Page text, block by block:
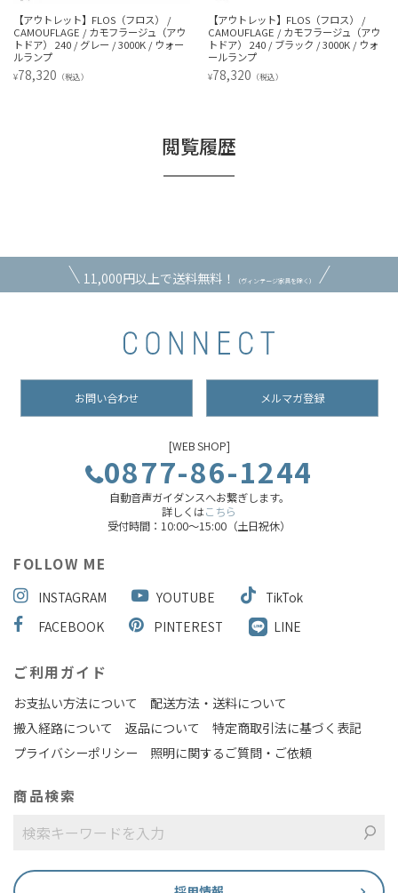
【アウトレット】FLOS（フロス） /
CAMOUFLAGE / カモフラージュ（アウ
トドア） 240 / グレー / 3000K / ウォー
ルランプ
¥78,320 （税込）
【アウトレット】FLOS（フロス） /
CAMOUFLAGE / カモフラージュ（アウ
トドア） 240 / ブラック / 3000K / ウォ
ールランプ
¥78,320 （税込）
閲覧履歴
11,000円以上で送料無料！ （ヴィンテージ家具を除く）
お問い合わせ メルマガ登録
[WEB SHOP]
0877-86-1244
自動音声ガイダンスへお繋ぎします。
詳しくはこちら
受付時間：10:00～15:00（土日祝休）
FOLLOW ME
INSTAGRAM YOUTUBE
TikTok
FACEBOOK
PINTEREST LINE
ご利用ガイド
お支払い方法について
配送方法・送料について
搬入経路について
返品について
特定商取引法に基づく表記
プライバシーポリシー
照明に関するご質問・ご依頼
商品検索